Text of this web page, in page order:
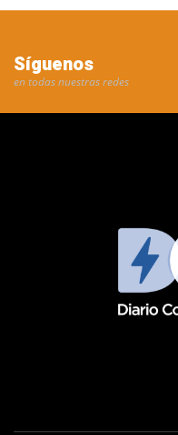
Síguenos
en todas nuestras redes